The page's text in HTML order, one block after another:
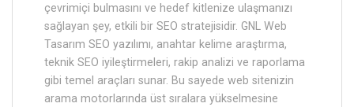
çevrimiçi bulmasını ve hedef kitlenize ulaşmanızı
sağlayan şey, etkili bir SEO stratejisidir. GNL Web
Tasarım SEO yazılımı, anahtar kelime araştırma,
teknik SEO iyileştirmeleri, rakip analizi ve raporlama
gibi temel araçları sunar. Bu sayede web sitenizin
arama motorlarında üst sıralara yükselmesine